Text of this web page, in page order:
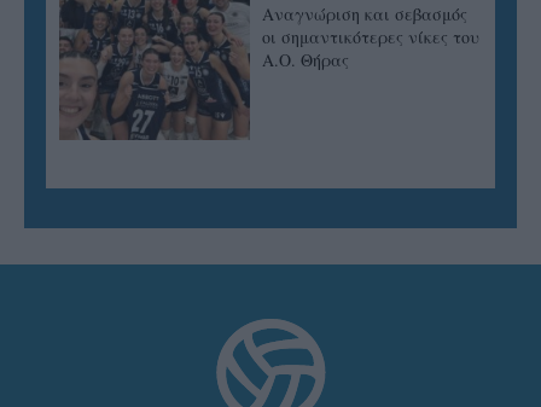
Αναγνώριση και σεβασμός
οι σημαντικότερες νίκες του
Α.Ο. Θήρας